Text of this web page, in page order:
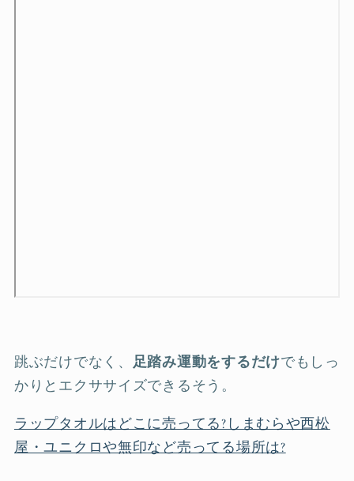
跳ぶだけでなく、 足踏み運動をするだけでもしっ
かりとエクササイズできるそう。
ラップタオルはどこに売ってる?しまむらや西松
屋・ユニクロや無印など売ってる場所は?